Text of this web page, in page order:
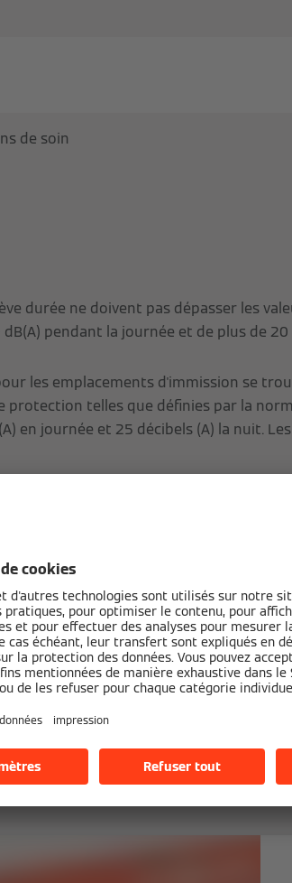
de soin
durée ne doivent pas dépasser les
pendant la journée et de plus de
les emplacements d'immission se
protection telles que définies par la
en journée et 25 décibels (A) la nuit.
les chambres
travail
de réunion
qui est un endroit où les résidents
une protection au sens de la directive
de novembre 1989).